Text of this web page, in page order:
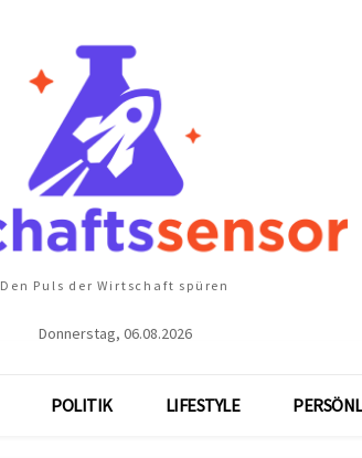
Den Puls der Wirtschaft spüren
Donnerstag, 06.08.2026
POLITIK LIFESTYLE